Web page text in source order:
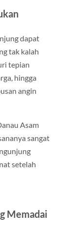
dapat
tak kalah
tepian
hingga
angin
Asam
sangat
setelah
Memadai